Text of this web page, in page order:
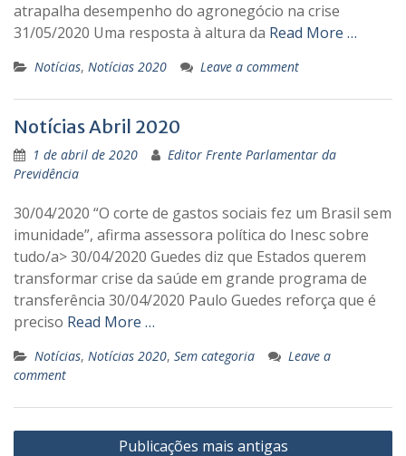
atrapalha desempenho do agronegócio na crise
31/05/2020 Uma resposta à altura da Read More …
Notícias, Notícias 2020 Leave a comment
Notícias Abril 2020
1 de abril de 2020
Editor Frente Parlamentar da
Previdência
30/04/2020 “O corte de gastos sociais fez um Brasil sem
imunidade”, afirma assessora política do Inesc sobre
tudo/a> 30/04/2020 Guedes diz que Estados querem
transformar crise da saúde em grande programa de
transferência 30/04/2020 Paulo Guedes reforça que é
preciso Read More …
Notícias, Notícias 2020, Sem categoria
Leave a
comment
Navegação
Publicações mais antigas